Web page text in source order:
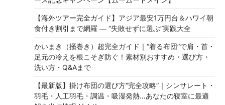
【海外ツアー完全ガイド】アジア最安1万円台＆ハワイ朝
食付き割引まで網羅 ― “失敗せずに選ぶ”実践大全
かいまき（掻巻き）超完全ガイド｜“着る布団”で肩・首・
足元の冷えを根こそぎ防ぐ！素材別おすすめ・選び方・
洗い方・Q&Aまで
【最新版】掛け布団の選び方“完全攻略”｜シンサレート・
羽毛・人工羽毛・調温・吸湿発熱…あなたの寝室に最適